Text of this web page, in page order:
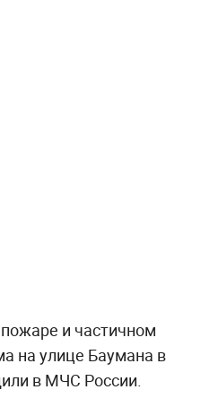
и частичном
на улице Баумана в
в МЧС России.